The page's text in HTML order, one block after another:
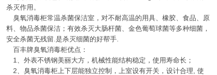
杀灭作用。
臭氧消毒柜常温杀菌保洁室，对不耐高温的用具、橡胶、食品、原
料、物品杀菌保洁；有效杀灭大肠杆菌、金色葡萄球菌等多种细菌，
安全杀菌无残留.是杀灭细菌的好帮手.
百丰牌臭氧消毒柜优点：
1、外表不锈钢美丽大方，机械性能结构稳定，使用寿命长；
2、臭氧消毒柜上下层能独立控制，上室设有开关，设计合理, 使